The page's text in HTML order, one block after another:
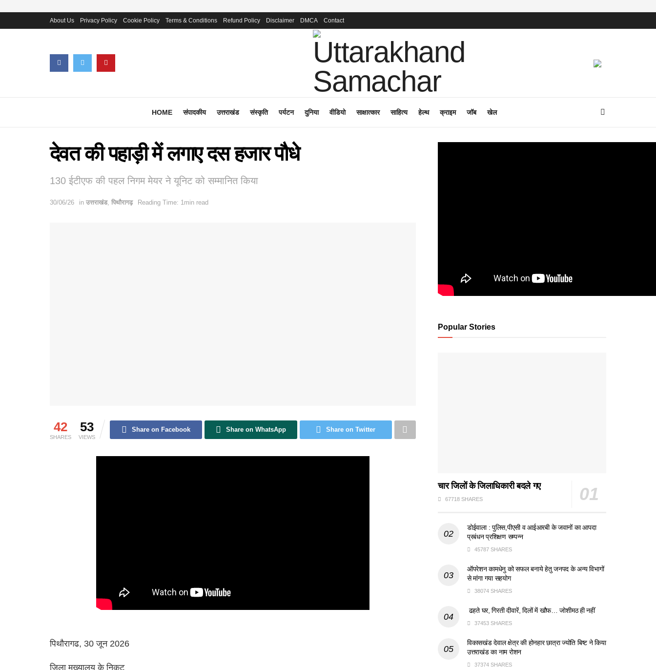
About Us Privacy Policy Cookie Policy Terms & Conditions Refund Policy Disclaimer DMCA Contact
HOME संपादकीय उत्तराखंड संस्कृति पर्यटन दुनिया वीडियो साक्षात्कार साहित्य हेल्थ क्राइम जॉब खेल
देवत की पहाड़ी में लगाए दस हजार पौधे
130 ईटीएफ की पहल निगम मेयर ने यूनिट को सम्मानित किया
30/06/26 in उत्तराखंड, पिथौरागढ़ Reading Time: 1min read
42
SHARES
53
VIEWS
Share on Facebook Share on WhatsApp Share on Twitter
पिथौरागढ, 30 जून 2026
जिला मुख्यालय के निकट
Popular Stories
चार जिलों के जिलाधिकारी बदले गए
67718 SHARES
डोईवाला : पुलिस,पीएसी व आईआरबी के जवानों का आपदा
प्रबंधन प्रशिक्षण सम्पन्न
45787 SHARES
ऑपरेशन कामधेनु को सफल बनाये हेतु जनपद के अन्य विभागों
से मांगा गया सहयोग
38074 SHARES
ढहते घर, गिरती दीवारें, दिलों में खौफ… जोशीमठ ही नहीं
37453 SHARES
विकासखंड देवाल क्षेत्र की होनहार छात्रा ज्योति बिष्ट ने किया
उत्तराखंड का नाम रोशन
37374 SHARES